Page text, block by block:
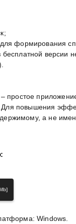
формирования
версии
простое
Для повышения
а не
Windows.